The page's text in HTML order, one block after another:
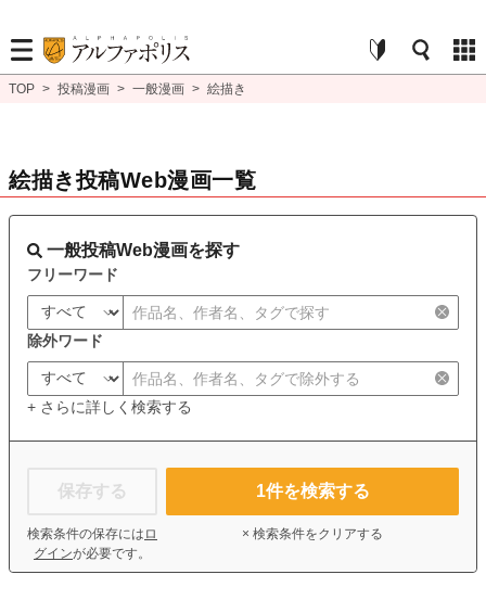
TOP > 投稿漫画 > 一般漫画 > 絵描き
絵描き投稿Web漫画一覧
一般投稿Web漫画を探す
フリーワード
除外ワード
+ さらに詳しく検索する
保存する
検索条件の保存には ロ
グインが必要です。
1件を検索する
× 検索条件をクリアする